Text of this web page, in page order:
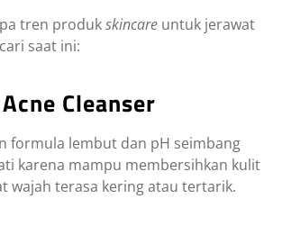
tren produkskincare untuk jerawat
saat ini:
Cleanser
formula lembut dan pH seimbang
karena mampu membersihkan kulit
wajah terasa kering atau tertarik.